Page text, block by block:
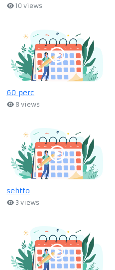
10 views
60 perc
8 views
sehtfo
3 views